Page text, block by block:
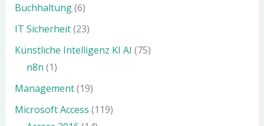
Buchhaltung(6)
IT Sicherheit(23)
Künstliche Intelligenz KI AI (75)
n8n (1)
Management(19)
Microsoft Access (119)